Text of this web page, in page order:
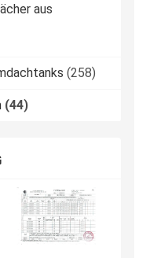
aus
(258)
(44)